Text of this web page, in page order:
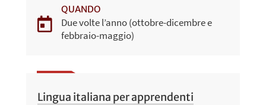
QUANDO
Due volte l’anno (ottobre-dicembre e
febbraio-maggio)
Lingua italiana per apprendenti